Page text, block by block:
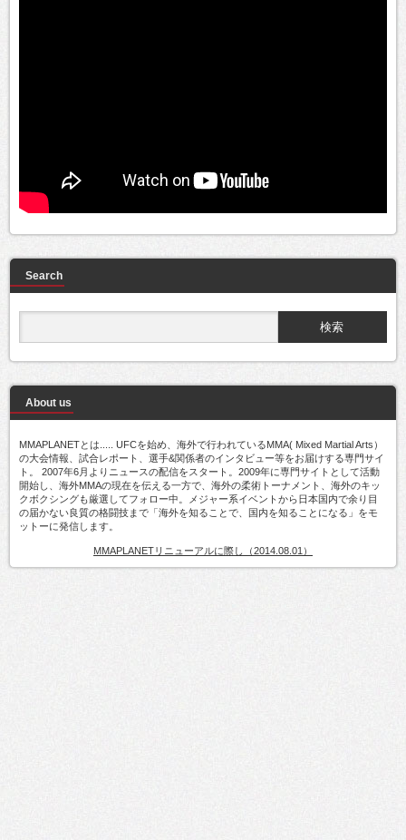
Search
About us
MMAPLANETとは..... UFCを始め、海外で行われているMMA( Mixed Martial Arts）
の大会情報、試合レポート、選手&関係者のインタビュー等をお届けする専門サイ
ト。 2007年6月よりニュースの配信をスタート。2009年に専門サイトとして活動
開始し、海外MMAの現在を伝える一方で、海外の柔術トーナメント、海外のキッ
クボクシングも厳選してフォロー中。メジャー系イベントから日本国内で余り目
の届かない良質の格闘技まで「海外を知ることで、国内を知ることになる」をモ
ットーに発信します。
MMAPLANETリニューアルに際し（2014.08.01）